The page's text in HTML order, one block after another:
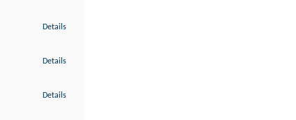
Details
Details
Details